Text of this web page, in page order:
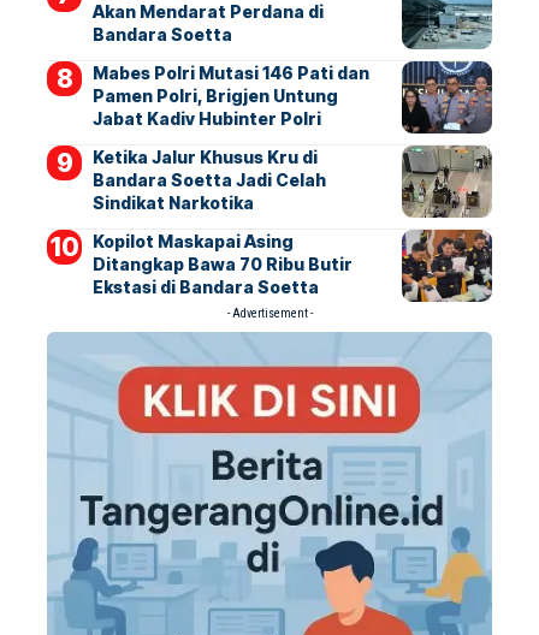
Akan Mendarat Perdana di
Bandara Soetta
Mabes Polri Mutasi 146 Pati dan
Pamen Polri, Brigjen Untung
Jabat Kadiv Hubinter Polri
Ketika Jalur Khusus Kru di
Bandara Soetta Jadi Celah
Sindikat Narkotika
Kopilot Maskapai Asing
Ditangkap Bawa 70 Ribu Butir
Ekstasi di Bandara Soetta
- Advertisement -